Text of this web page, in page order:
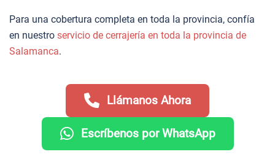
Para una cobertura completa en toda la provincia, confía
en nuestro servicio de cerrajería en toda la provincia de
Salamanca.
Llámanos Ahora
Escríbenos por WhatsApp